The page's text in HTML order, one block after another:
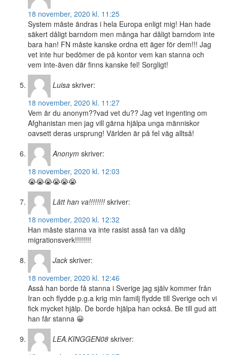
18 november, 2020 kl. 11:25
System måste ändras i hela Europa enligt mig! Han hade
säkert dåligt barndom men många har dåligt barndom inte
bara han! FN måste kanske ordna ett äger för dem!!! Jag
vet inte hur bedömer de på kontor vem kan stanna och
vem inte-även där finns kanske fel! Sorgligt!
Luisa skriver:
18 november, 2020 kl. 11:27
Vem är du anonym??vad vet du?? Jag vet ingenting om
Afghanistan men jag vill gärna hjälpa unga människor
oavsett deras ursprung! Världen är på fel väg alltså!
Anonym skriver:
18 november, 2020 kl. 12:03
😭😭😭😭😭😭
Lått han va!!!!!!!! skriver:
18 november, 2020 kl. 12:32
Han måste stanna va inte rasist asså fan va dålig
migrationsverk!!!!!!!!
Jack skriver:
18 november, 2020 kl. 12:46
Asså han borde få stanna i Sverige jag själv kommer från
Iran och flydde p.g.a krig min familj flydde till Sverige och vi
fick mycket hjälp. De borde hjälpa han också. Be till gud att
han får stanna 😀
LEA.KINGGEN08 skriver: